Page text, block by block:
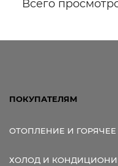
Всего
ПОКУПАТЕЛЯМ
ОТОПЛЕНИЕ И
ХОЛОД И